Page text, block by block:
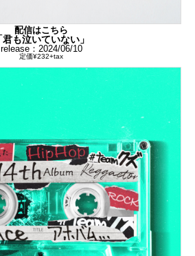
配信はこちら
君も泣いていない」
release：2024/06/10
定価¥232+tax